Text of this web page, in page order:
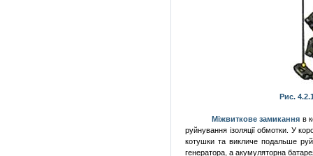
Рис.
Міжвиткове замикання в
руйнування ізоляції обмотки. У
котушки та викличе подальше
генератора, а акумуляторна